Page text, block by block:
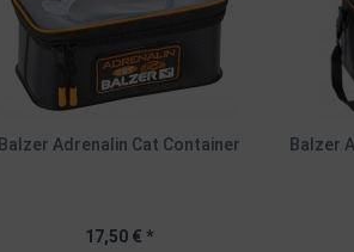
Balzer Adrenalin Cat Container
17,50 € *
Balzer